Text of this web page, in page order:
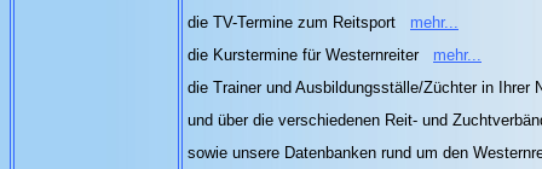
die TV-Termine zum Reitsport
mehr...
die Kurstermine für Westernreiter
mehr...
die Trainer und Ausbildungsställe/Züchter in Ihrer
und über die verschiedenen Reit- und
sowie unsere Datenbanken rund um den